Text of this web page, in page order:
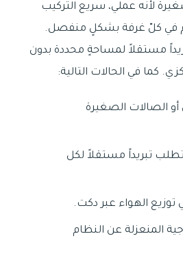
لأنه عملي، سريع التركيب
في كلّ غرفة بشكلٍ منفصل.
مستقلاً لمساحةٍ محددة بدون
كما في الحالات التالية:
الصالات الصغيرة
تبريداً مستقلاً لكل
توزيع الهواء عبر دكت.
المنعزلة عن النظام